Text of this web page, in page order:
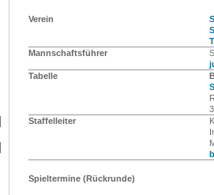
Verein
Mannschaftsführer
Tabelle
Staffelleiter
Spieltermine (Rückrunde)